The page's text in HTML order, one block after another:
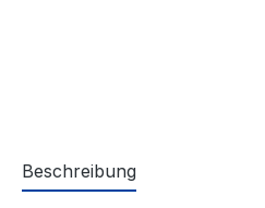
Beschreibung